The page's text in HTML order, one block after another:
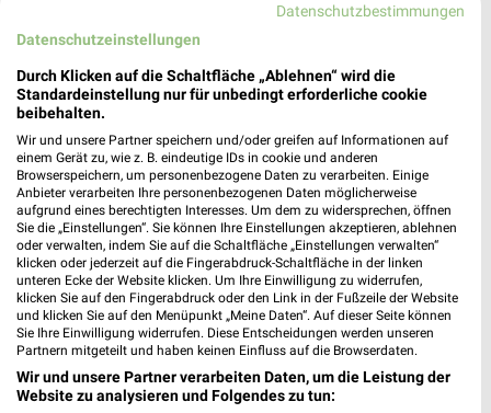
Globus Baumarkt Wolfsburg
38442 Wolfsburg
181,87 km • Angebote: 1 Prospekt
OBI Helmstedt
Werner-von-Siemens-Str. 6
38350 Helmstedt
Heute 08:00 - 20:00 Uhr | Geöffnet
166,72 km • Angebote: 1 Prospekt
Globus Baumarkt Salzgitter
Datenschutzbestimmungen
Datenschutzeinstellungen
Durch Klicken auf die Schaltfläche „Ablehnen“ wird die
Standardeinstellung nur für unbedingt erforderliche cookie
beibehalten.
Wir und unsere Partner speichern und/oder greifen auf Informationen auf
einem Gerät zu, wie z. B. eindeutige IDs in cookie und anderen
Browserspeichern, um personenbezogene Daten zu verarbeiten. Einige
Anbieter verarbeiten Ihre personenbezogenen Daten möglicherweise
aufgrund eines berechtigten Interesses. Um dem zu widersprechen, öffnen
Sie die „Einstellungen“. Sie können Ihre Einstellungen akzeptieren, ablehnen
oder verwalten, indem Sie auf die Schaltfläche „Einstellungen verwalten“
klicken oder jederzeit auf die Fingerabdruck-Schaltfläche in der linken
unteren Ecke der Website klicken. Um Ihre Einwilligung zu widerrufen,
klicken Sie auf den Fingerabdruck oder den Link in der Fußzeile der Website
und klicken Sie auf den Menüpunkt „Meine Daten“. Auf dieser Seite können
Sie Ihre Einwilligung widerrufen. Diese Entscheidungen werden unseren
Partnern mitgeteilt und haben keinen Einfluss auf die Browserdaten.
Wir und unsere Partner verarbeiten Daten, um die Leistung der
Website zu analysieren und Folgendes zu tun: